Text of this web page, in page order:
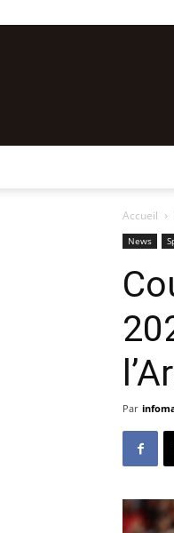
Accueil
News
Par